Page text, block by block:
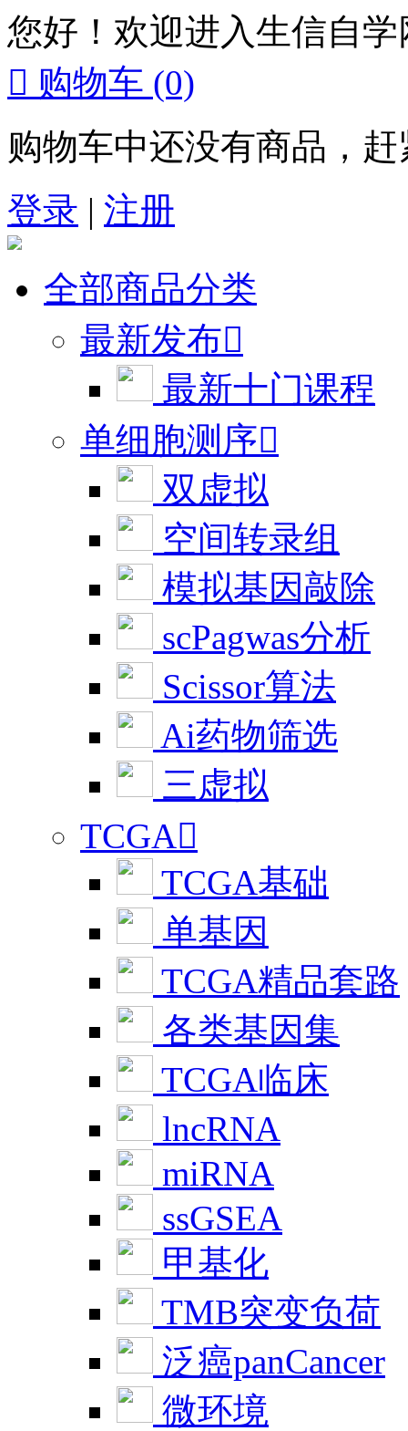
您好！欢迎进入生信自学
 购物车 (0)
购物车中还没有商品，
登录 | 注册
全部商品分类
最新发布
最新十门课程
单细胞测序
双虚拟
空间转录组
模拟基因敲除
scPagwas分析
Scissor算法
Ai药物筛选
三虚拟
TCGA
TCGA基础
单基因
TCGA精品套路
各类基因集
TCGA临床
lncRNA
miRNA
ssGSEA
甲基化
TMB突变负荷
泛癌panCancer
微环境